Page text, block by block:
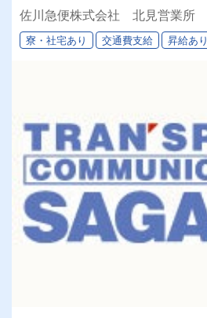
佐川急便株式会社 北見営業所
寮・社宅あり 交通費支給 昇給あり